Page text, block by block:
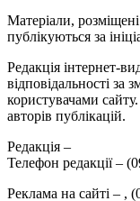
Матеріали,
публікуються за
Редакція інтернет-
відповідальності за
користувачами
авторів публікацій.
Редакція –
Телефон редакції –
Реклама на сайті – ,